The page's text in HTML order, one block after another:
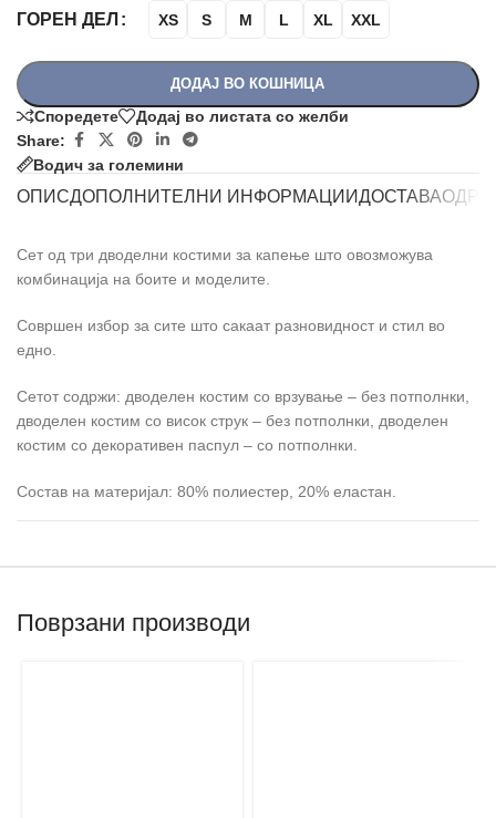
ГОРЕН ДЕЛ XS S M L XL XXL
ДОДАЈ ВО КОШНИЦА
Споредете
Додај во листата со желби
Share:
Водич за големини
ОПИСДОПОЛНИТЕЛНИ ИНФОРМАЦИИДОСТАВА
Сет од три дводелни костими за капење што овозможува
комбинација на боите и моделите.
Совршен избор за сите што сакаат разновидност и стил во
едно.
Сетот содржи: дводелен костим со врзување – без потполнки,
дводелен костим со висок струк – без потполнки, дводелен
костим со декоративен паспул – со потполнки.
Состав на материјал: 80% полиестер, 20% еластан.
Поврзани производи